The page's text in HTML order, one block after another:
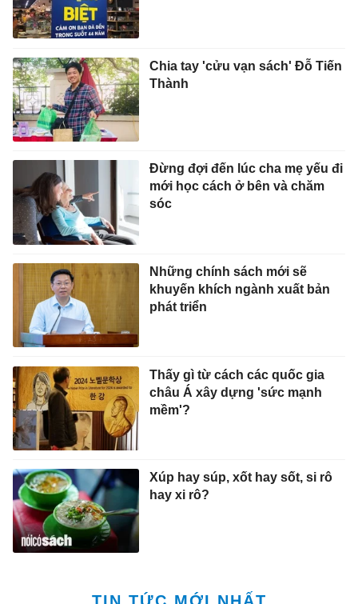
Chia tay 'cửu vạn sách' Đỗ Tiến
Thành
Đừng đợi đến lúc cha mẹ yếu đi
mới học cách ở bên và chăm
sóc
Những chính sách mới sẽ
khuyến khích ngành xuất bản
phát triển
Thấy gì từ cách các quốc gia
châu Á xây dựng 'sức mạnh
mềm'?
Xúp hay súp, xốt hay sốt, si rô
hay xi rô?